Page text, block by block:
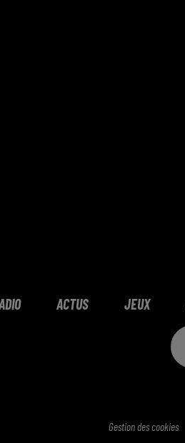
ACTUS JEUX
Gestion des cookies